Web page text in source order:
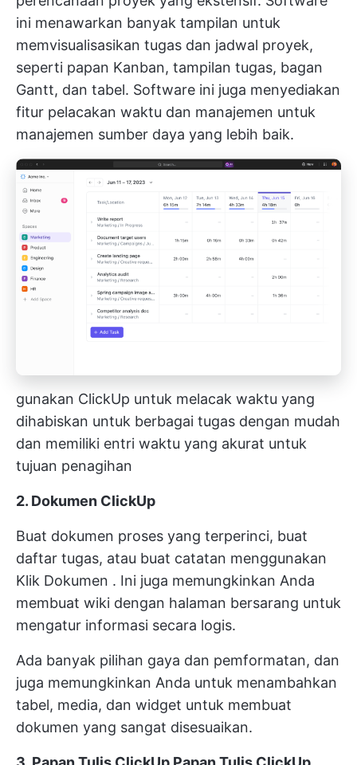
ini menawarkan banyak tampilan untuk
memvisualisasikan tugas dan jadwal proyek,
seperti papan Kanban, tampilan tugas, bagan
Gantt, dan tabel. Software ini juga menyediakan
fitur pelacakan waktu dan manajemen untuk
manajemen sumber daya yang lebih baik.
gunakan ClickUp untuk melacak waktu yang
dihabiskan untuk berbagai tugas dengan mudah
dan memiliki entri waktu yang akurat untuk
tujuan penagihan
2. Dokumen ClickUp
Buat dokumen proses yang terperinci, buat
daftar tugas, atau buat catatan menggunakan
Klik Dokumen . Ini juga memungkinkan Anda
membuat wiki dengan halaman bersarang untuk
mengatur informasi secara logis.
Ada banyak pilihan gaya dan pemformatan, dan
juga memungkinkan Anda untuk menambahkan
tabel, media, dan widget untuk membuat
dokumen yang sangat disesuaikan.